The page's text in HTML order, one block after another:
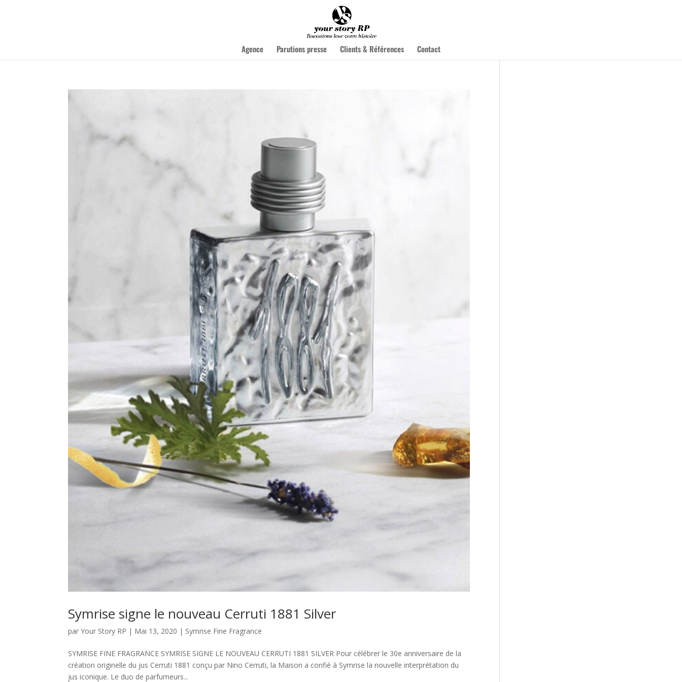
Agence Parutions presse Clients & Références Contact
Symrise signe le nouveau Cerruti 1881 Silver
parYour Story RP | Mai 13, 2020 | Symrise Fine Fragrance
SYMRISE FINE FRAGRANCE SYMRISE SIGNE LE NOUVEAU CERRUTI 1881 SILVER Pour célébrer le 30e anniversaire de la
création originelle du jus Cerruti 1881 conçu par Nino Cerruti, la Maison a confié à Symrise la nouvelle interprétation du
jus iconique. Le duo de parfumeurs...